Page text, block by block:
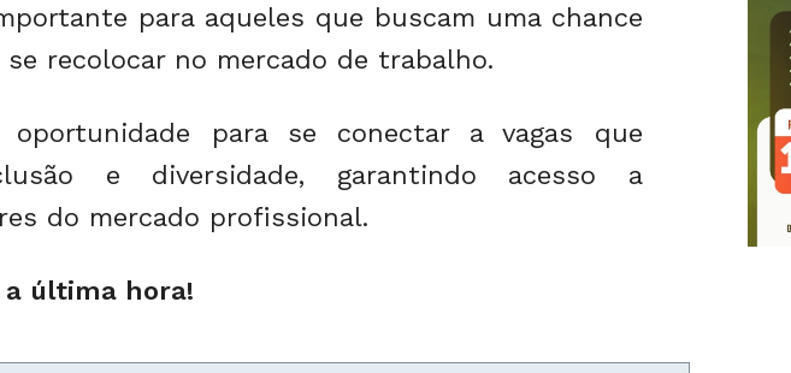
para aqueles que buscam uma chance
recolocar no mercado de trabalho.
oportunidade para se conectar a vagas que
e diversidade, garantindo acesso a
do mercado profissional.
a última hora!